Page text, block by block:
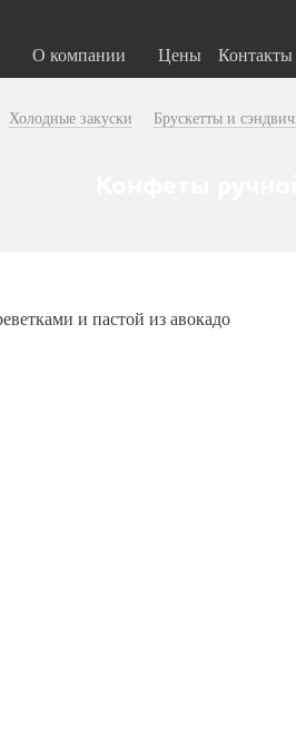
О компании Цены Контакты
Холодные закуски Брускетты и